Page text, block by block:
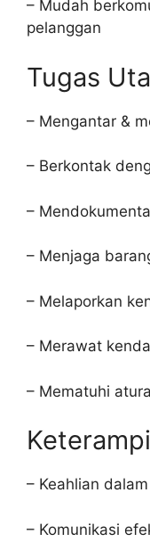
– Mudah
pelanggan
Tugas
– Mengantar &
– Berkontak
–
– Menjaga
– Melaporkan
– Merawat
– Mematuhi
– Keahlian
– Komunikasi